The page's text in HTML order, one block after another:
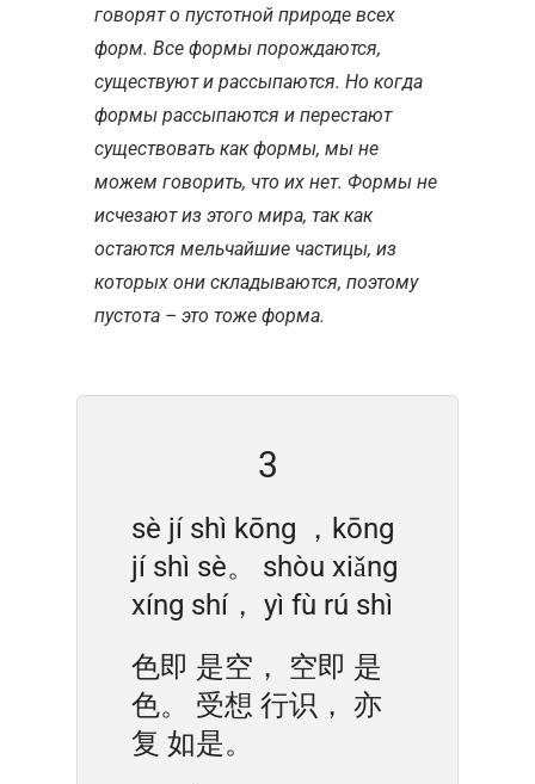
говорят о пустотной природе всех
форм. Все формы порождаются,
существуют и рассыпаются. Но когда
формы рассыпаются и перестают
существовать как формы, мы не
можем говорить, что их нет. Формы не
исчезают из этого мира, так как
остаются мельчайшие частицы, из
которых они складываются, поэтому
пустота – это тоже форма.
3
sè jí shì kōng ，kōng
jí shì sè。 shòu xiǎng
xíng shí， yì fù rú shì
色即 是空， 空即 是
色。 受想 行识， 亦
复 如是。